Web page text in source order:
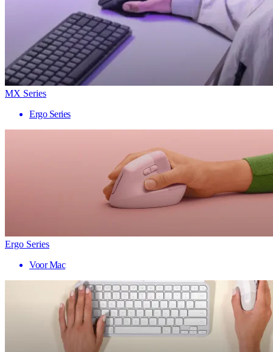
MX Series
Ergo Series
Ergo Series
Voor Mac